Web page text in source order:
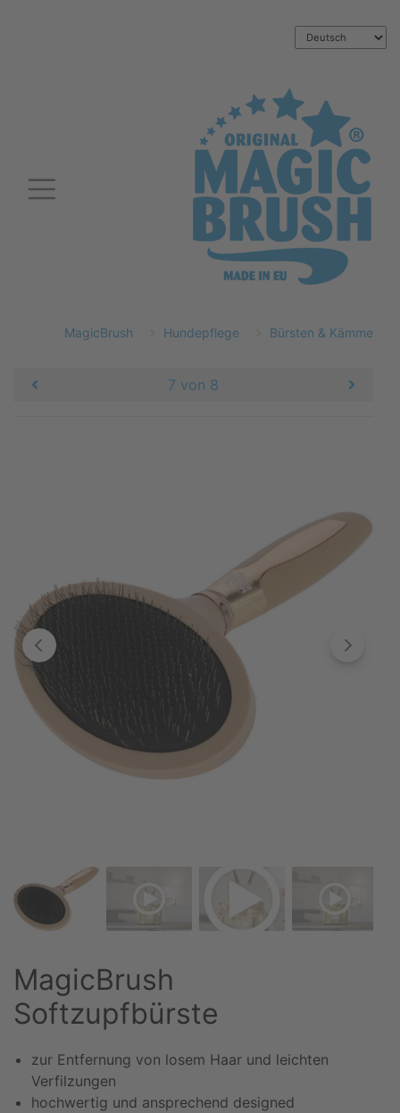
MagicBrush Hundepflege Bürsten & Kämme
7 von 8
MagicBrush
Softzupfbürste
zur Entfernung von losem Haar und leichten
Verfilzungen
hochwertig und ansprechend designed